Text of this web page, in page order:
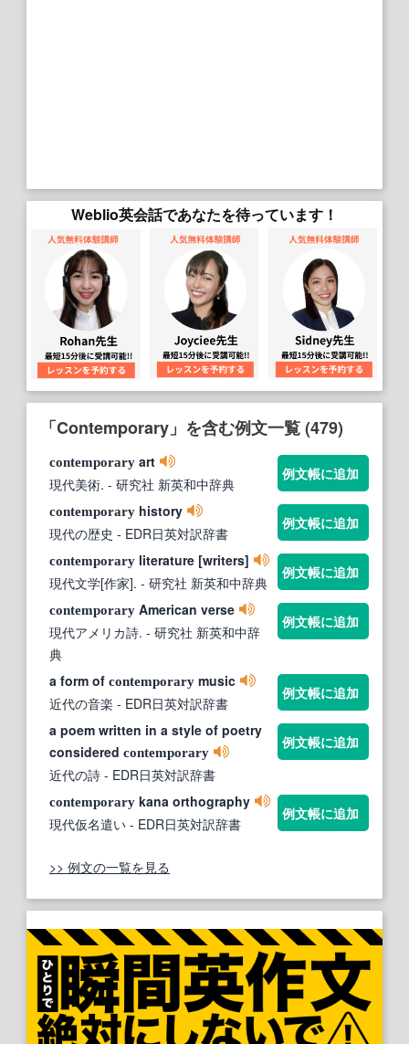
Weblio英会話であなたを待っています！
「Contemporary」を含む例文一覧 (479)
contemporary art
現代美術. - 研究社 新英和中辞典
例文帳に追加
contemporary history
現代の歴史 - EDR日英対訳辞書
例文帳に追加
contemporary literature [writers]
現代文学[作家]. - 研究社 新英和中辞典
例文帳に追加
contemporary American verse
現代アメリカ詩. - 研究社 新英和中辞
典
例文帳に追加
a form of contemporary music
近代の音楽 - EDR日英対訳辞書
例文帳に追加
a poem written in a style of poetry
considered contemporary
近代の詩 - EDR日英対訳辞書
例文帳に追加
contemporary kana orthography
現代仮名遣い - EDR日英対訳辞書
例文帳に追加
>> 例文の一覧を見る